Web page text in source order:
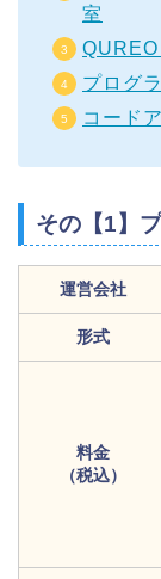
室
プログ
コード
その【1】
運営会社
形式
料金
（税込）